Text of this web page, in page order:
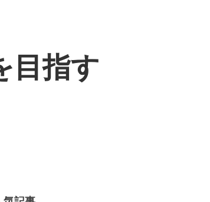
目指す